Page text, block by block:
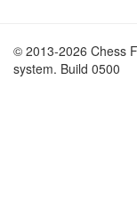
© 2013-2026 Chess
system. Build 0500